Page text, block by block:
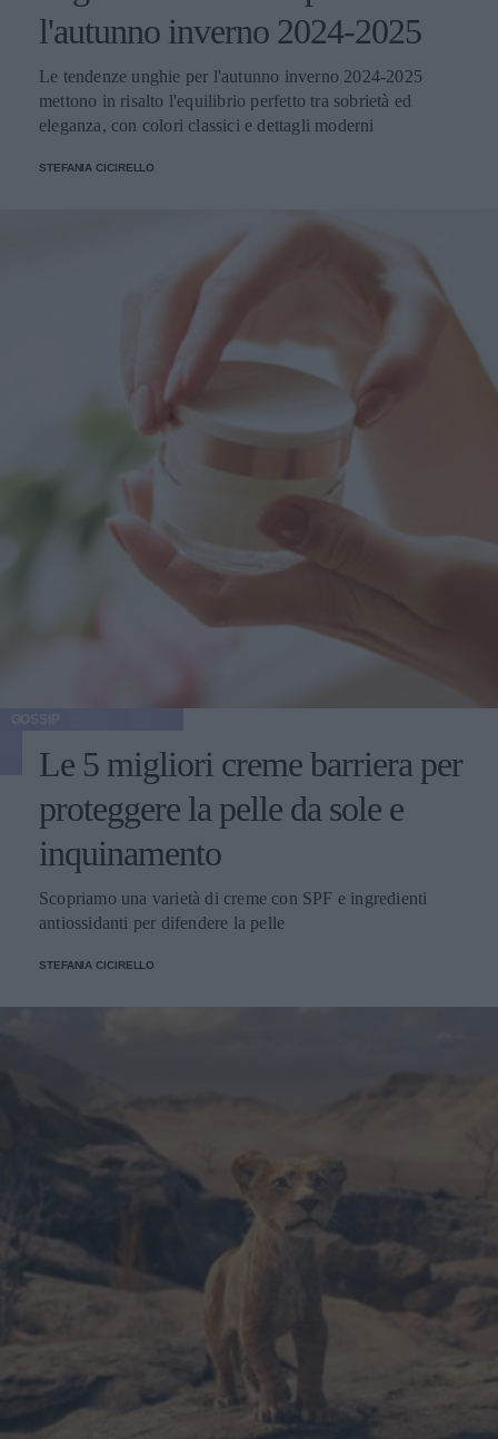
l'autunno inverno 2024-2025
Le tendenze unghie per l'autunno inverno 2024-2025
mettono in risalto l'equilibrio perfetto tra sobrietà ed
eleganza, con colori classici e dettagli moderni
STEFANIA CICIRELLO
Le 5 migliori creme barriera per
proteggere la pelle da sole e
inquinamento
Scopriamo una varietà di creme con SPF e ingredienti
antiossidanti per difendere la pelle
STEFANIA CICIRELLO